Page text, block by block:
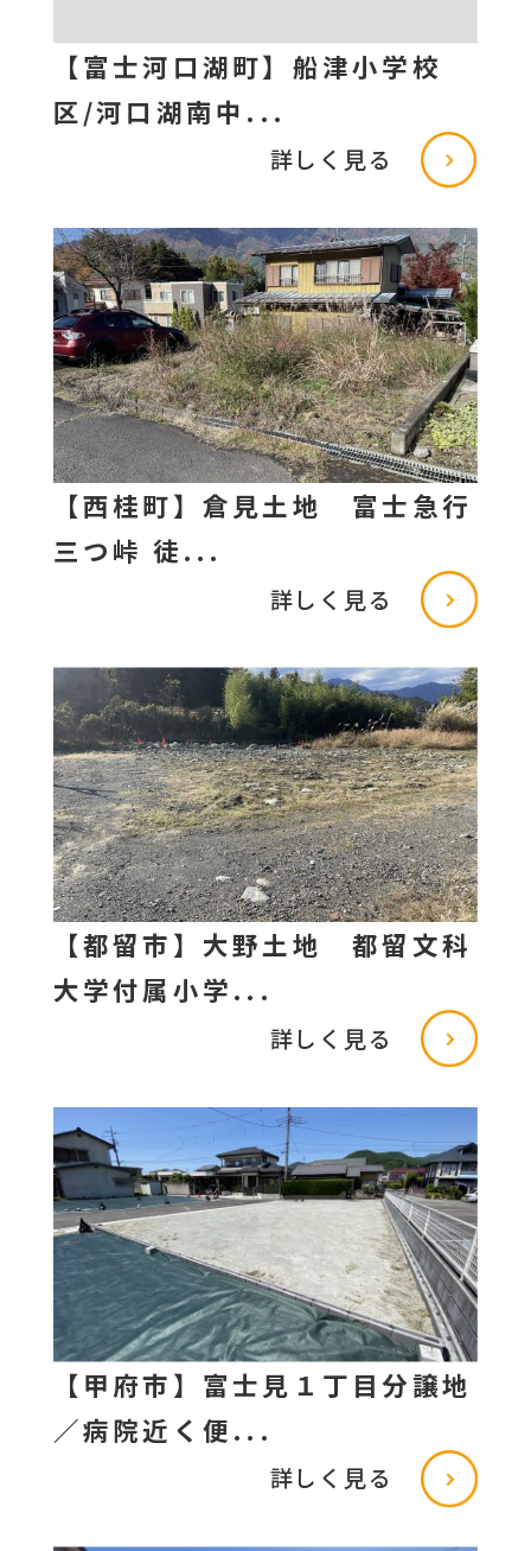
【富士河口湖町】船津小学校
区/河口湖南中...
詳しく見る
【西桂町】倉見土地 富士急行
三つ峠 徒...
詳しく見る
【都留市】大野土地 都留文科
大学付属小学...
詳しく見る
【甲府市】富士見１丁目分譲地
／病院近く便...
詳しく見る